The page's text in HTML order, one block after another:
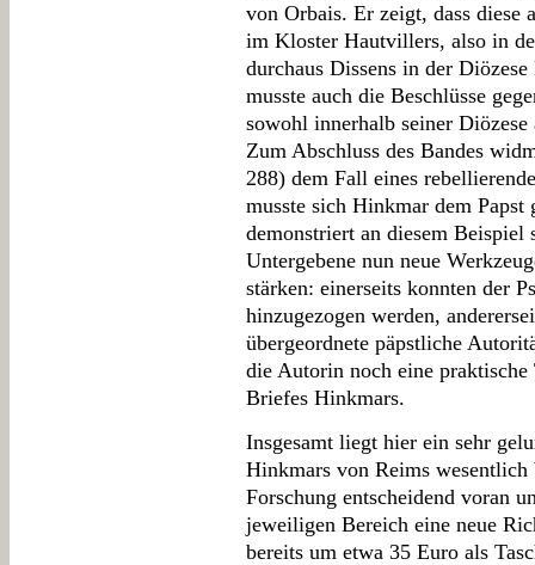
von Orbais. Er zeigt, dass diese
im Kloster Hautvillers, also in
durchaus Dissens in der
musste auch die Beschlüsse
sowohl innerhalb seiner
Zum Abschluss des Bandes
288) dem Fall eines
musste sich Hinkmar dem
demonstriert an diesem Beispiel
Untergebene nun neue
stärken: einerseits konnten der
hinzugezogen werden,
übergeordnete päpstliche
die Autorin noch eine praktische
Briefes Hinkmars.
Insgesamt liegt hier ein sehr
Hinkmars von Reims
Forschung entscheidend voran
jeweiligen Bereich eine neue
bereits um etwa 35 Euro als